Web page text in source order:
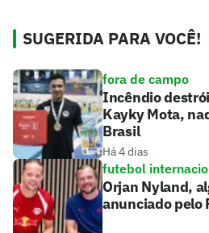
SUGERIDA PARA VOCÊ!
fora de campo
Incêndio
Kayky Mota,
Brasil
Há 4 dias
futebol
Orjan Nyland,
anunciado pelo